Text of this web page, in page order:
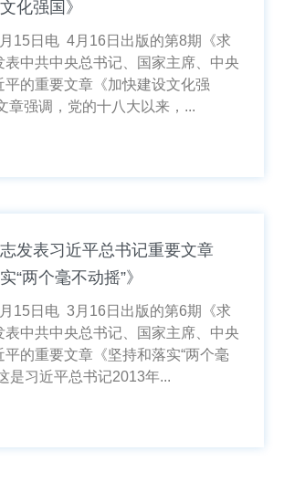
化强国》
15日电 4月16日出版的第8期《求
表中共中央总书记、国家主席、中央
平的重要文章《加快建设文化强
强调，党的十八大以来，...
志发表习近平总书记重要文章
“两个毫不动摇”》
15日电 3月16日出版的第6期《求
表中共中央总书记、国家主席、中央
平的重要文章《坚持和落实“两个毫
是习近平总书记2013年...